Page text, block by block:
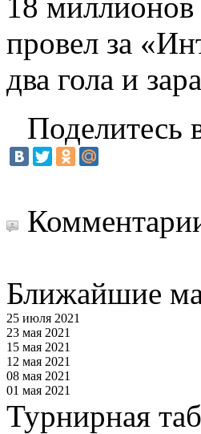
провел за
два гола и
Поделитесь
Ближайшие
25 июля 2021
23 мая 2021
15 мая 2021
12 мая 2021
08 мая 2021
01 мая 2021
Турнирная